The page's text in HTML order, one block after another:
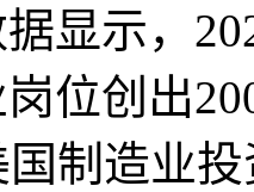
显示，
位创出
国制造业